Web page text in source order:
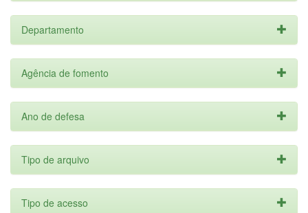
Departamento
Agência de fomento
Ano de defesa
Tipo de arquivo
Tipo de acesso